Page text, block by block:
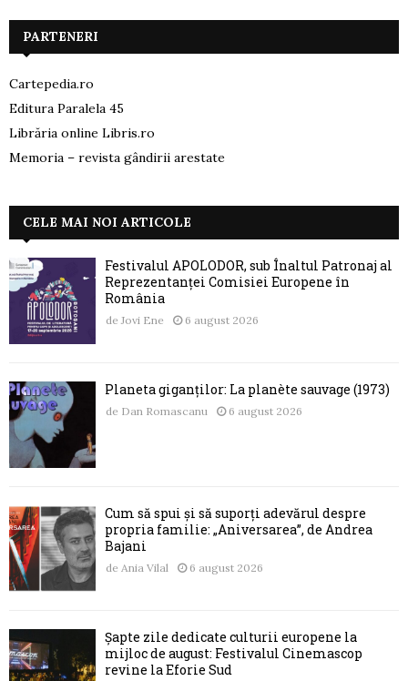
PARTENERI
Cartepedia.ro
Editura Paralela 45
Librăria online Libris.ro
Memoria – revista gândirii arestate
CELE MAI NOI ARTICOLE
Festivalul APOLODOR, sub Înaltul Patronaj al
Reprezentanței Comisiei Europene în
România
de Jovi Ene 6 august 2026
Planeta giganților: La planète sauvage (1973)
de Dan Romascanu 6 august 2026
Cum să spui și să suporți adevărul despre
propria familie: „Aniversarea”, de Andrea
Bajani
de Ania Vilal 6 august 2026
Șapte zile dedicate culturii europene la
mijloc de august: Festivalul Cinemascop
revine la Eforie Sud